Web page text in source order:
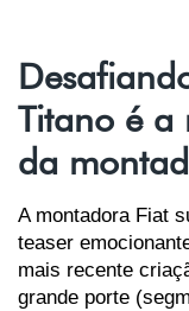
Titano é a
da
A montadora Fiat
teaser
mais recente
grande porte